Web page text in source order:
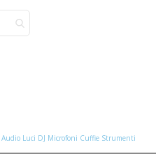
Audio Luci DJ Microfoni Cuffie Strumenti